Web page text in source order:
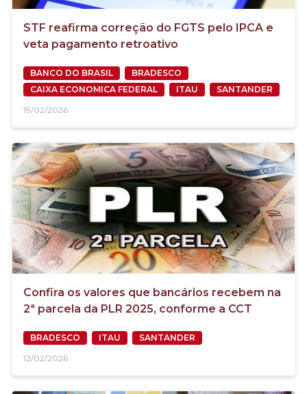
STF reafirma correção do FGTS pelo IPCA e
veta pagamento retroativo
BANCO DO BRASIL
BRADESCO
CAIXA ECONOMICA FEDERAL
ITAU
SANTANDER
19/02/2026
Confira os valores que bancários recebem na
2ª parcela da PLR 2025, conforme a CCT
BRADESCO ITAU
SANTANDER
12/02/2026